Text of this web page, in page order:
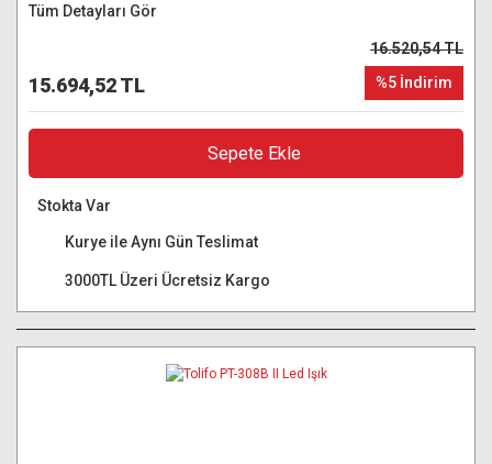
Tüm Detayları Gör
15.694,52 TL
16.520,54 TL
%5 İndirim
Sepete Ekle
Stokta Var
Kurye ile Aynı Gün Teslimat
3000TL Üzeri Ücretsiz Kargo